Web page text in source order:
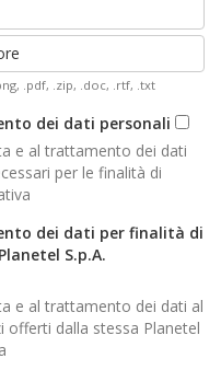
.pdf, .zip, .doc, .rtf, .txt
dei dati personali
e al trattamento dei dati
per le finalità di
dei dati per finalità di
S.p.A.
e al trattamento dei dati al
dalla stessa Planetel